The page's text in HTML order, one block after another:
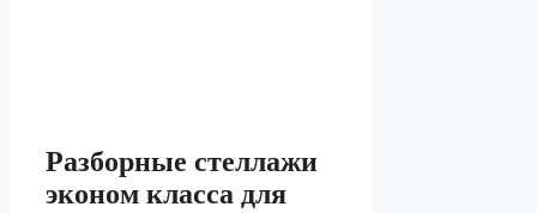
Разборные стеллажи
эконом класса для